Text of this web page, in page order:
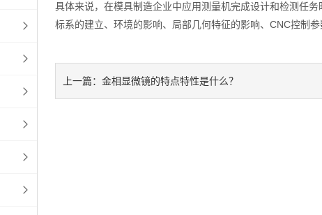
具体来说，在模具制造企业中应用测量机完成设计和检测任
标系的建立、环境的影响、局部几何特征的影响、CNC控制
上一篇： 金相显微镜的特点特性是什么？